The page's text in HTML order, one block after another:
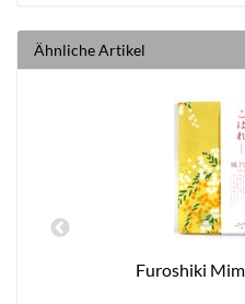
Ähnliche Artikel
Furoshiki